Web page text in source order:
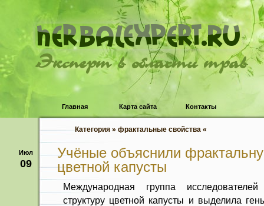
Эксперт в области трав
Главная Карта сайта Контакты
Категория » фрактальные свойства «
Июл
09
Учёные объяснили
цветной капусты
Международная группа
структуру цветной капусты и выделила